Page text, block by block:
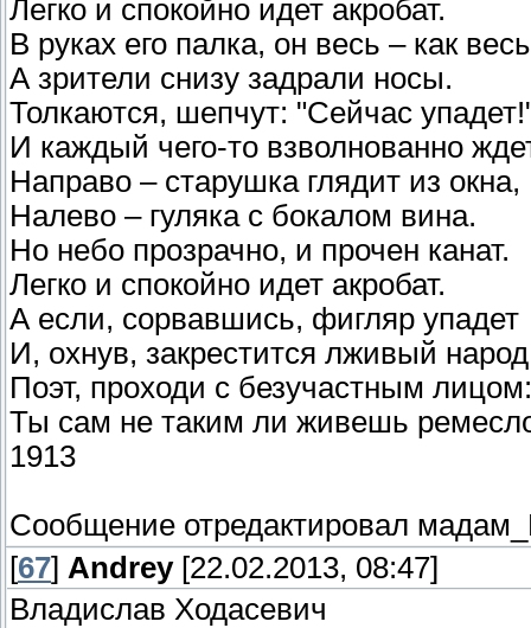
Легко и спокойно идет акробат.
В руках его палка, он весь – как
А зрители снизу задрали носы.
Толкаются, шепчут: "Сейчас
И каждый чего-то взволнованно
Направо – старушка глядит из окна,
Налево – гуляка с бокалом вина.
Но небо прозрачно, и прочен канат.
Легко и спокойно идет акробат.
А если, сорвавшись, фигляр упадет
И, охнув, закрестится лживый
Поэт, проходи с безучастным лицом:
Ты сам не таким ли живешь
1913
Сообщение отредактировал
[67] Andrey[22.02.2013, 08:47]
Владислав Ходасевич